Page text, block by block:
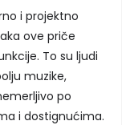
i projektno
ove priče
To su ljudi
muzike,
po
i dostignućima.